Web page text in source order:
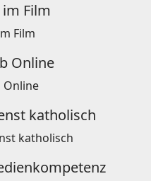
Film
Online
katholisch